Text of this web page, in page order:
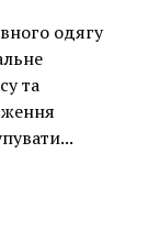
одягу
та